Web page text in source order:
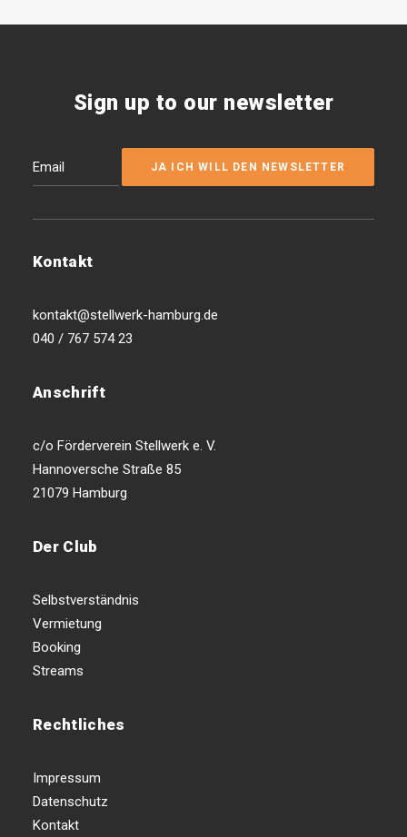
Sign up to our newsletter
Kontakt
kontakt@stellwerk-hamburg.de
040 / 767 574 23
Anschrift
c/o Förderverein Stellwerk e. V.
Hannoversche Straße 85
21079 Hamburg
Der Club
Selbstverständnis
Vermietung
Booking
Streams
Rechtliches
Impressum
Datenschutz
Kontakt